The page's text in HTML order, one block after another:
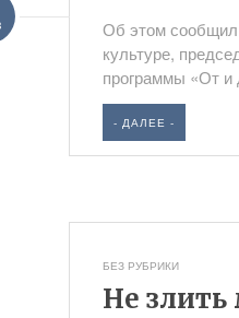
Об этом сообщил
культуре,
программы «От и
- ДАЛЕЕ -
БЕЗ РУБРИКИ
Не злить